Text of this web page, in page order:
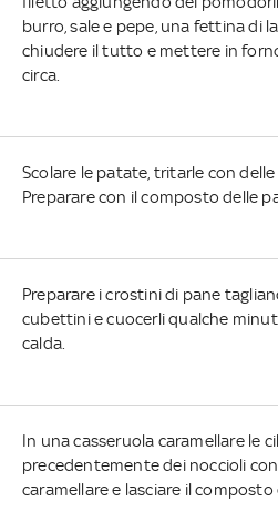
burro, sale e pepe, una fettina di
chiudere il tutto e mettere in
circa.
Scolare le patate, tritarle con
Preparare con il composto delle
Preparare i crostini di pane
cubettini e cuocerli qualche
calda.
In una casseruola caramellare le
precedentemente dei noccioli con
caramellare e lasciare il